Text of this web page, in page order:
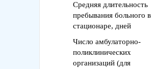
Средняя длительность
пребывания больного в
стационаре, дней
Число амбулаторно-
поликлинических
организаций (для